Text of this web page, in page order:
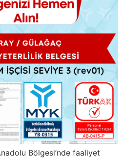
Bölgesi’nde faaliyet